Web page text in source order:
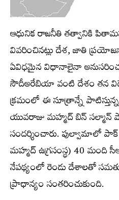
ఆధునిక రాజనీతి తత్వానికి
వివరించినట్లు దేశ, జాతి
ఏవిధమైన విధానాలైనా
సౌదీఅరేబియా వంటి దేశం తన
క్రమంలో ఈ సూత్రాన్నే
యువరాజు మహ్మద్ బిన్ సల్మాన్
సందర్శించారు. పుల్వామాలో
మహ్మద్ ఉగ్రసంస్థ) 40 మంది
నేపథ్యంలో రెండు దేశాలతో
ప్రాధాన్యం సంతరించుకుంది.